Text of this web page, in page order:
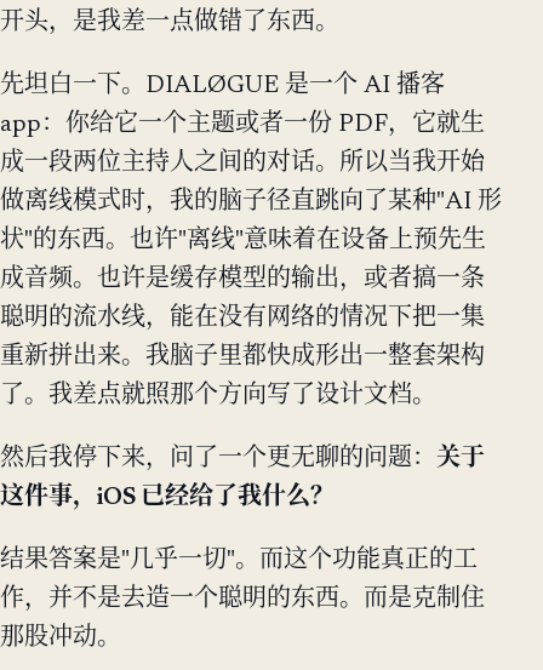
开头，是我差一点做错了东西。
先坦白一下。DIALØGUE 是一个 AI 播客
app：你给它一个主题或者一份 PDF，它就生
成一段两位主持人之间的对话。所以当我开始
做离线模式时，我的脑子径直跳向了某种"AI 形
状"的东西。也许"离线"意味着在设备上预先生
成音频。也许是缓存模型的输出，或者搞一条
聪明的流水线，能在没有网络的情况下把一集
重新拼出来。我脑子里都快成形出一整套架构
了。我差点就照那个方向写了设计文档。
然后我停下来，问了一个更无聊的问题： 关于
这件事，iOS 已经给了我什么？
结果答案是"几乎一切"。而这个功能真正的工
作，并不是去造一个聪明的东西。而是克制住
那股冲动。